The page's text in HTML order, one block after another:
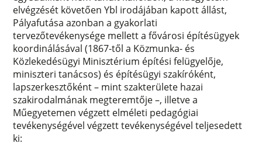
elvégzését követően Ybl irodájában kapott állást,
Pályafutása azonban a gyakorlati
tervezőtevékenysége mellett a fővárosi építésügyek
koordinálásával (1867-től a Közmunka- és
Közlekedésügyi Minisztérium építési felügyelője,
miniszteri tanácsos) és építésügyi szakíróként,
lapszerkesztőként – mint szakterülete hazai
szakirodalmának megteremtője –, illetve a
Műegyetemen végzett elméleti pedagógiai
tevékenységével végzett tevékenységével teljesedett
ki: